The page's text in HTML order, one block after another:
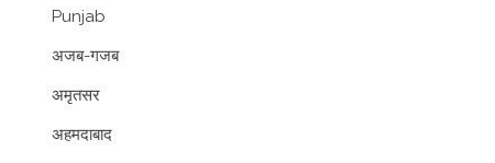
Punjab
अजब-गजब
अमृतसर
अहमदाबाद